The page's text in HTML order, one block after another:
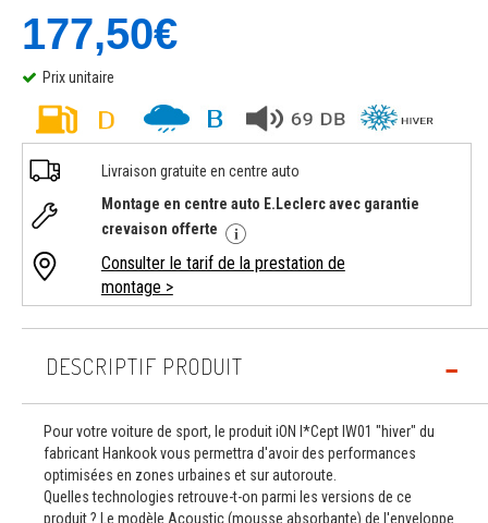
177,50€
Prix unitaire
Livraison gratuite en centre auto
Montage en centre auto E.Leclerc avec garantie
crevaison offerte
Consulter le tarif de la prestation de
montage >
DESCRIPTIF PRODUIT
Pour votre voiture de sport, le produit iON I*Cept IW01 "hiver" du
fabricant Hankook vous permettra d'avoir des performances
optimisées en zones urbaines et sur autoroute.
Quelles technologies retrouve-t-on parmi les versions de ce
produit ? Le modèle Acoustic (mousse absorbante) de l'enveloppe